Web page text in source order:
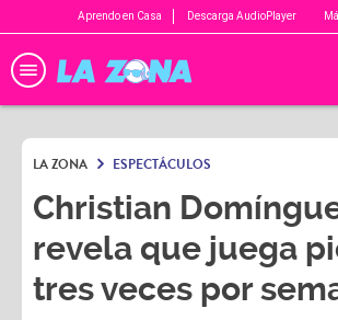
Aprendo en Casa Descarga AudioPlayer
LA ZONA ESPECTÁCULOS
Christian
revela que juega
tres veces por